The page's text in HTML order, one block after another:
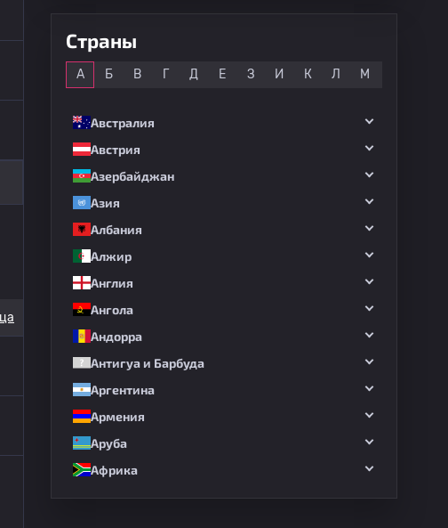
Страны
А Б В Г Д Е З И К Л М
Австралия
Австрия
Азербайджан
Азия
Албания
Алжир
Англия
Ангола
Андорра
Антигуа и Барбуда
Аргентина
Армения
Аруба
Африка